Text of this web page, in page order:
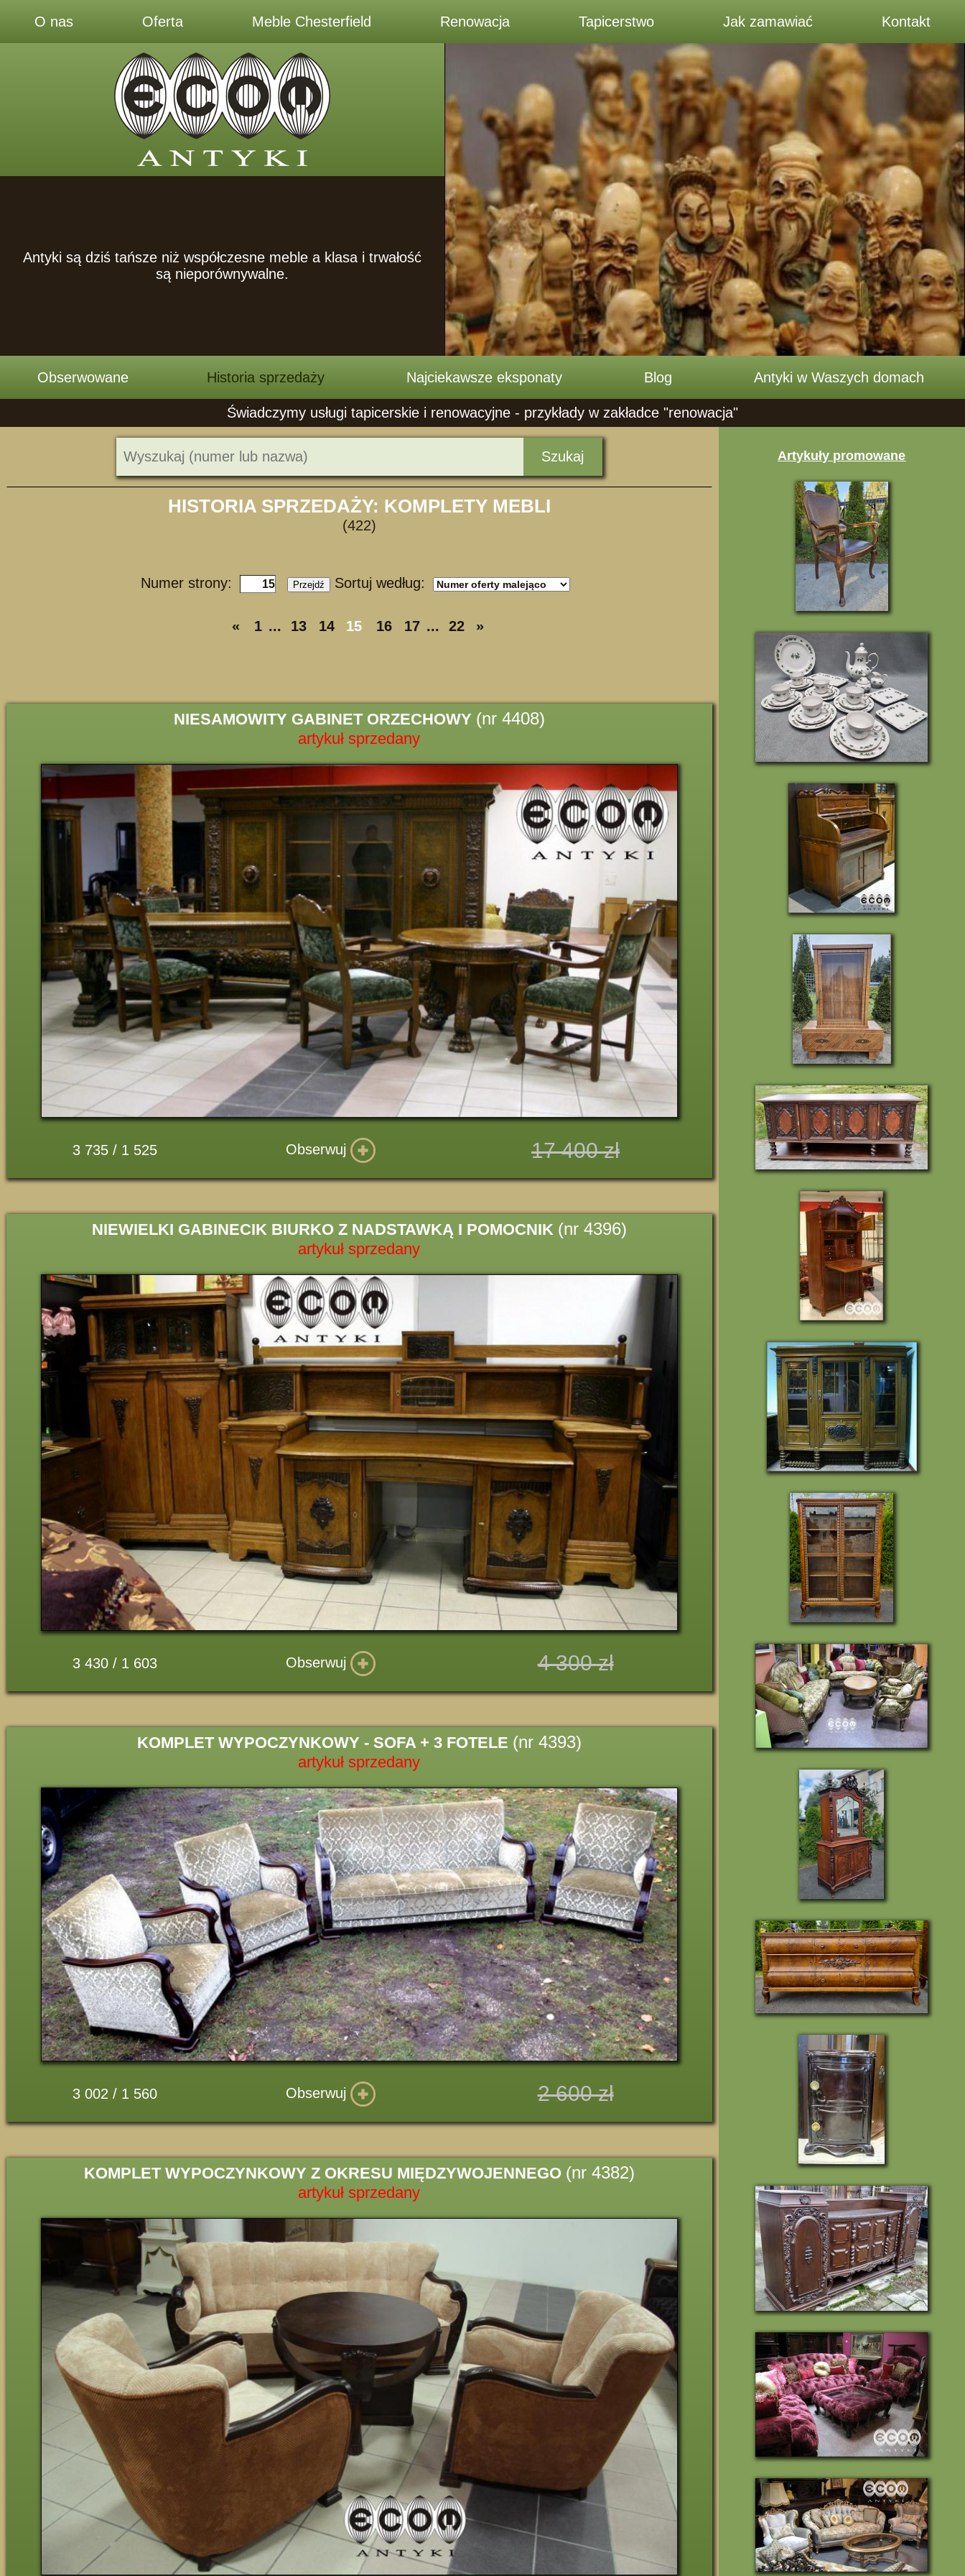
O nas Oferta Meble Chesterfield Renowacja Tapicerstwo Jak zamawiać Kontakt
Antyki są dziś tańsze niż współczesne meble a klasa i trwałość
są nieporównywalne.
Obserwowane Historia sprzedaży Najciekawsze eksponaty Blog Antyki w Waszych domach
Świadczymy usługi tapicerskie i renowacyjne - przykłady w zakładce "renowacja"
Szukaj
HISTORIA SPRZEDAŻY: KOMPLETY MEBLI
(422)
Numer strony: Przejdź Sortuj według:
« 1 ... 13 14 15 16 17 ... 22 »
NIESAMOWITY GABINET ORZECHOWY (nr 4408)
artykuł sprzedany
3 735 / 1 525 Obserwuj 17 400 zł
NIEWIELKI GABINECIK BIURKO Z NADSTAWKĄ I POMOCNIK (nr 4396)
artykuł sprzedany
3 430 / 1 603 Obserwuj 4 300 zł
KOMPLET WYPOCZYNKOWY - SOFA + 3 FOTELE (nr 4393)
artykuł sprzedany
3 002 / 1 560 Obserwuj 2 600 zł
KOMPLET WYPOCZYNKOWY Z OKRESU MIĘDZYWOJENNEGO (nr 4382)
artykuł sprzedany
Artykuły promowane